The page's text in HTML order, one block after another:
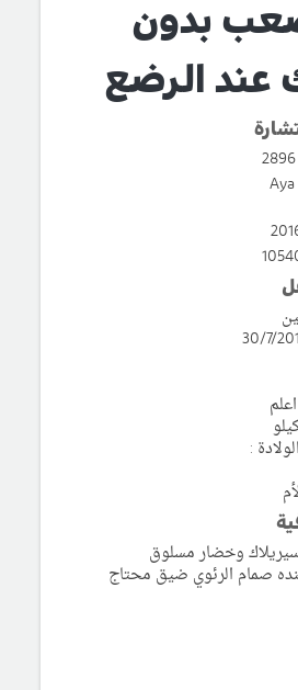
بدون
عند الرضع
:
وخضار مسلوق
صمام الرئوي ضيق محتاج